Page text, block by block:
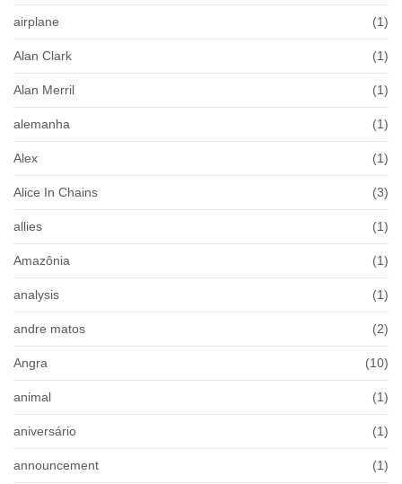
airplane (1)
Alan Clark (1)
Alan Merril (1)
alemanha (1)
Alex (1)
Alice In Chains (3)
allies (1)
Amazônia (1)
analysis (1)
andre matos (2)
Angra (10)
animal (1)
aniversário (1)
announcement (1)